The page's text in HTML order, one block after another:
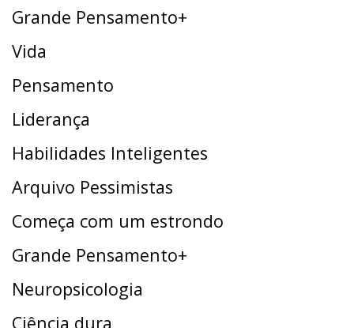
Grande Pensamento+
Vida
Pensamento
Liderança
Habilidades Inteligentes
Arquivo Pessimistas
Começa com um estrondo
Grande Pensamento+
Neuropsicologia
Ciência dura